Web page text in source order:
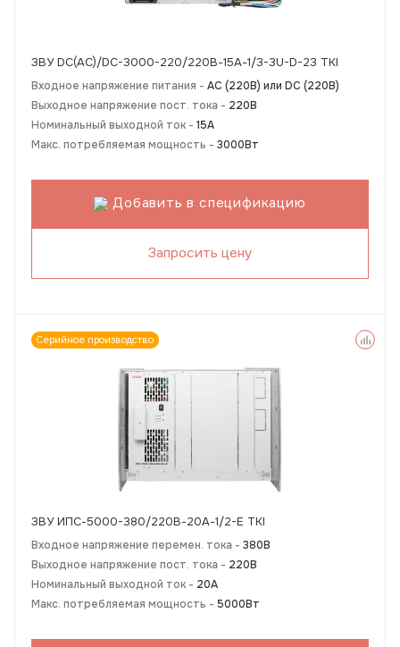
ЗВУ DC(AC)/DC-3000-220/220В-15А-1/3-3U-D-23 TKI
Входное напряжение питания - АС (220В) или DC (220В)
Выходное напряжение пост. тока - 220В
Номинальный выходной ток - 15А
Макс. потребляемая мощность - 3000Вт
Добавить в спецификацию
Запросить цену
Серийное производство
ЗВУ ИПС-5000-380/220В-20А-1/2-E TKI
Входное напряжение перемен. тока - 380В
Выходное напряжение пост. тока - 220В
Номинальный выходной ток - 20А
Макс. потребляемая мощность - 5000Вт